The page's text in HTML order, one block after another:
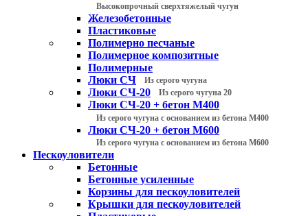
Высокопрочный сверхтяжелый чугун
Железобетонные
Пластиковые
Полимерно песчаные
Полимерное композитные
Полимерные
Люки СЧ
Из серого чугуна
Люки СЧ-20 Из серого чугуна 20
Люки СЧ-20 + бетон М400
Из серого чугуна с основанием из бетона М400
Люки СЧ-20 + бетон М600
Из серого чугуна с основанием из бетона М600
Пескоуловители
Бетонные
Бетонные усиленные
Корзины для пескоуловителей
Крышки для пескоуловителей